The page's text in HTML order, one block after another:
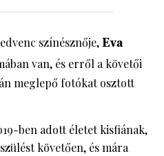
színésznője,Eva
van, és erről a követői
meglepő fotókat osztott
ben adott életet kisfiának,
követően, és mára